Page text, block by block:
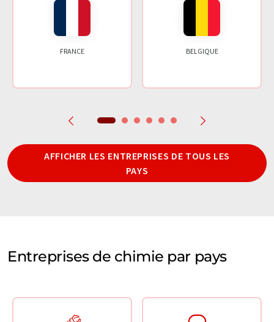
FRANCE BELGIQUE
AFFICHER LES ENTREPRISES DE TOUS LES
PAYS
Entreprises de chimie par pays